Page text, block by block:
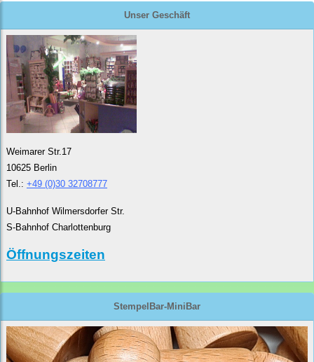
Unser Geschäft
Weimarer Str.17
10625 Berlin
Tel.: +49 (0)30 32708777
U-Bahnhof Wilmersdorfer Str.
S-Bahnhof Charlottenburg
Öffnungszeiten
StempelBar-MiniBar